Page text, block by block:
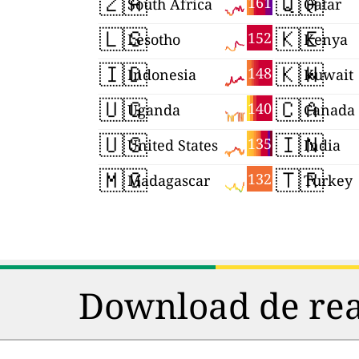
South Africa
🇱🇸 152
Lesotho
🇮🇩 148
Indonesia
🇺🇬 140
Uganda
🇺🇸 135
United States
🇲🇬 132
Madagascar
Qatar
🇰🇪Kenya
🇰🇼Kuwait
🇨🇦Canada
🇮🇳India
🇹🇷Turkey
Download de